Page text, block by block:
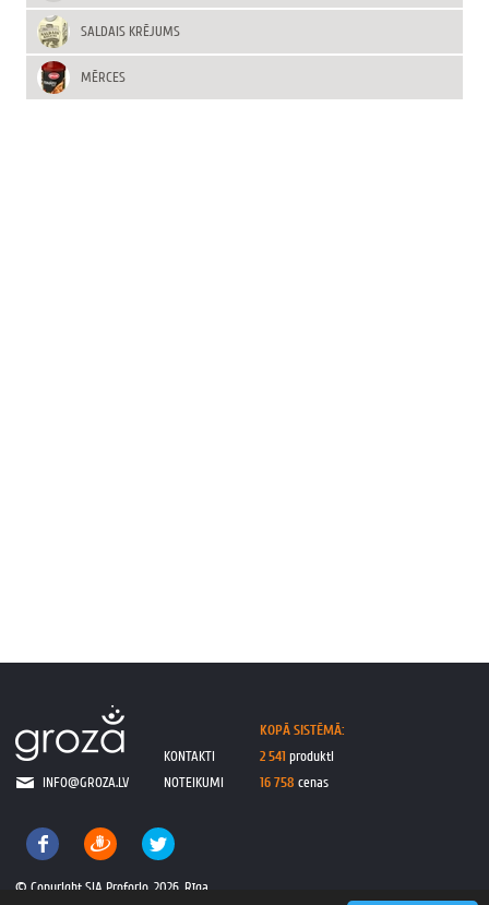
SALDAIS KRĒJUMS
MĒRCES
INFO@GROZA.LV
KONTAKTI
NOTEIKUMI
KOPĀ SISTĒMĀ:
2 541 produkti
16 758 cenas
© Copyright SIA Proforio, 2026, Rīga